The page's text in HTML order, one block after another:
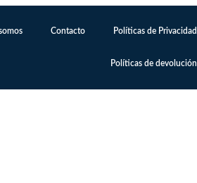
Contacto Políticas de Privacidad
Políticas de devolución